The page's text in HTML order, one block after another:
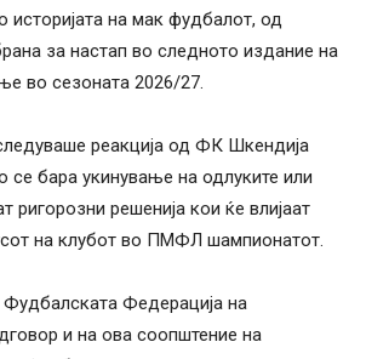
историјата на мак фудбалот, од
за настап во следното издание на
во сезоната 2026/27.
реакција од ФК Шкендија
се бара укинување на одлуките или
ригорозни решенија кои ќе влијаат
на клубот во ПМФЛ шампионатот.
Федерација на
и на ова соопштение на